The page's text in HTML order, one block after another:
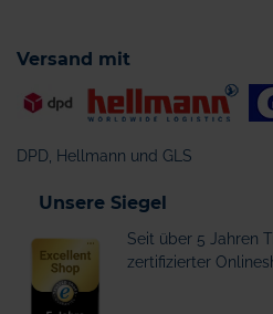
Versand mit
DPD, Hellmann und GLS
Unsere Siegel
Seit über 5 Jahren
zertifizierter